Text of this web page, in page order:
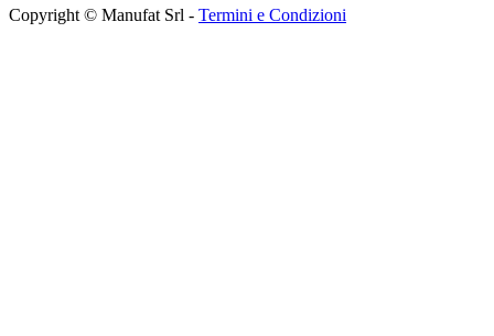
Copyright © Manufat Srl - Termini e Condizioni